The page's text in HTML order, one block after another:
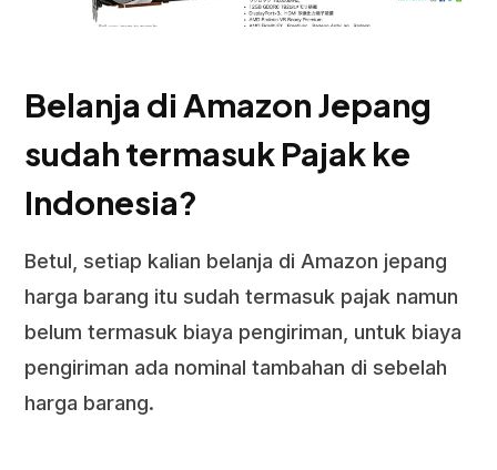
Belanja di Amazon Jepang
sudah termasuk Pajak ke
Indonesia?
Betul, setiap kalian belanja di Amazon jepang
harga barang itu sudah termasuk pajak namun
belum termasuk biaya pengiriman, untuk biaya
pengiriman ada nominal tambahan di sebelah
harga barang.